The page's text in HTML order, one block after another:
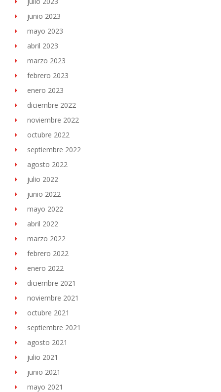
junio 2023
mayo 2023
abril 2023
marzo 2023
febrero 2023
enero 2023
diciembre 2022
noviembre 2022
octubre 2022
septiembre 2022
agosto 2022
julio 2022
junio 2022
mayo 2022
abril 2022
marzo 2022
febrero 2022
enero 2022
diciembre 2021
noviembre 2021
octubre 2021
septiembre 2021
agosto 2021
julio 2021
junio 2021
mayo 2021